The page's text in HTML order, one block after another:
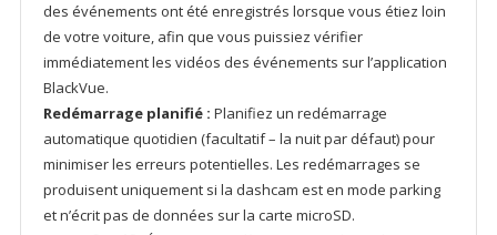
des événements ont été enregistrés lorsque vous étiez loin
de votre voiture, afin que vous puissiez vérifier
immédiatement les vidéos des événements sur l’application
BlackVue.
Redémarrage planifié : Planifiez un redémarrage
automatique quotidien (facultatif – la nuit par défaut) pour
minimiser les erreurs potentielles. Les redémarrages se
produisent uniquement si la dashcam est en mode parking
et n’écrit pas de données sur la carte microSD.